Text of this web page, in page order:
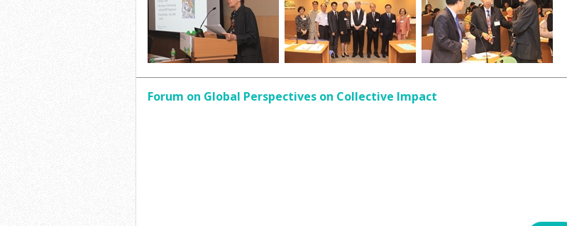
Forum on Global Perspectives on Collective Impact